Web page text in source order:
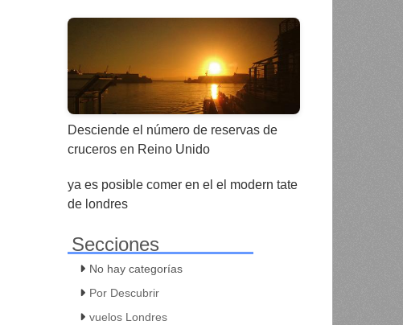
Desciende el número de reservas de
cruceros en Reino Unido
ya es posible comer en el el modern tate
de londres
Secciones
No hay categorías
Por Descubrir
vuelos Londres